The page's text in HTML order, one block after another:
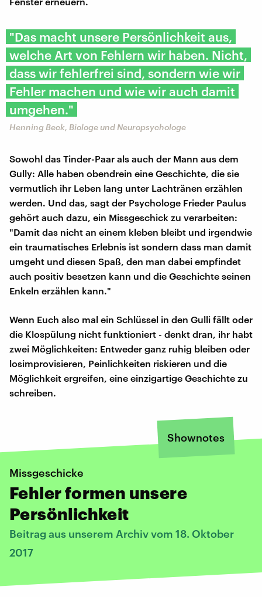
"Das macht unsere Persönlichkeit aus,
welche Art von Fehlern wir haben. Nicht,
dass wir fehlerfrei sind, sondern wie wir
Fehler machen und wie wir auch damit
umgehen."
Henning Beck, Biologe und Neuropsychologe
Sowohl das Tinder-Paar als auch der Mann aus dem
Gully: Alle haben obendrein eine Geschichte, die sie
vermutlich ihr Leben lang unter Lachtränen erzählen
werden. Und das, sagt der Psychologe Frieder Paulus
gehört auch dazu, ein Missgeschick zu verarbeiten:
"Damit das nicht an einem kleben bleibt und irgendwie
ein traumatisches Erlebnis ist sondern dass man damit
umgeht und diesen Spaß, den man dabei empfindet
auch positiv besetzen kann und die Geschichte seinen
Enkeln erzählen kann."
Wenn Euch also mal ein Schlüssel in den Gulli fällt oder
die Klospülung nicht funktioniert - denkt dran, ihr habt
zwei Möglichkeiten: Entweder ganz ruhig bleiben oder
losimprovisieren, Peinlichkeiten riskieren und die
Möglichkeit ergreifen, eine einzigartige Geschichte zu
schreiben.
Shownotes
Missgeschicke
Fehler formen unsere
Persönlichkeit
Beitrag aus unserem Archiv vom 18. Oktober
2017